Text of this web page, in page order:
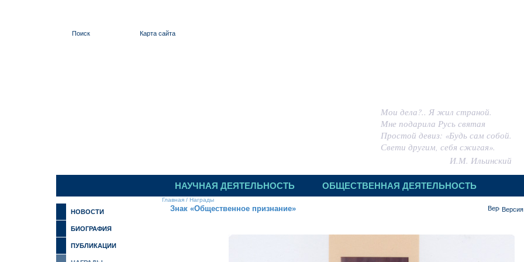
Поиск Карта сайта
Мои дела?.. Я жил страной.
Мне подарила Русь святая
Простой девиз: «Будь сам собой.
Свети другим, себя сжигая».
И.М. Ильинский
НАУЧНАЯ ДЕЯТЕЛЬНОСТЬ ОБЩЕСТВЕННАЯ ДЕЯТЕЛЬНОСТЬ
НОВОСТИ
БИОГРАФИЯ
ПУБЛИКАЦИИ
Главная / Награды
Знак «Общественное признание»